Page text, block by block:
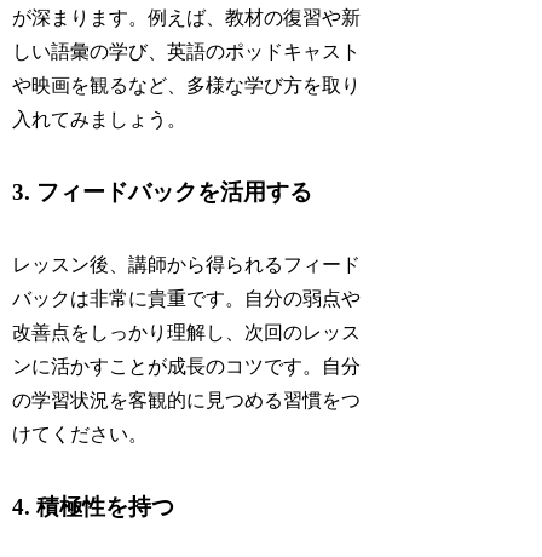
が深まります。例えば、教材の復習や新
しい語彙の学び、英語のポッドキャスト
や映画を観るなど、多様な学び方を取り
入れてみましょう。
3. フィードバックを活用する
レッスン後、講師から得られるフィード
バックは非常に貴重です。自分の弱点や
改善点をしっかり理解し、次回のレッス
ンに活かすことが成長のコツです。自分
の学習状況を客観的に見つめる習慣をつ
けてください。
4. 積極性を持つ